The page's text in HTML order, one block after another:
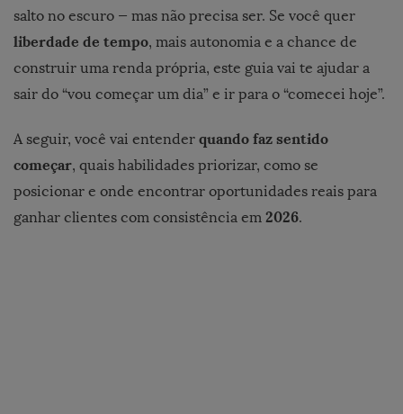
salto no escuro — mas não precisa ser. Se você quer
liberdade de tempo, mais autonomia e a chance de
construir uma renda própria, este guia vai te ajudar a
sair do “vou começar um dia” e ir para o “comecei hoje”.
A seguir, você vai entender quando faz sentido
começar, quais habilidades priorizar, como se
posicionar e onde encontrar oportunidades reais para
ganhar clientes com consistência em 2026.